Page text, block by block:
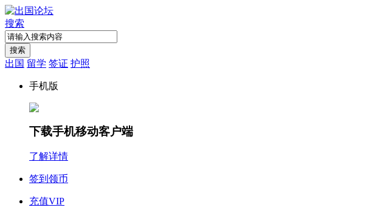
搜索
搜索
出国 留学 签证 护照
手机版
下载手机移动客户端
了解详情
签到领币
充值VIP